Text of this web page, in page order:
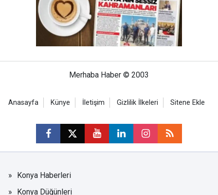
Merhaba Haber © 2003
Anasayfa Künye İletişim Gizlilik İlkeleri Sitene Ekle
Konya Haberleri
Konya Düğünleri